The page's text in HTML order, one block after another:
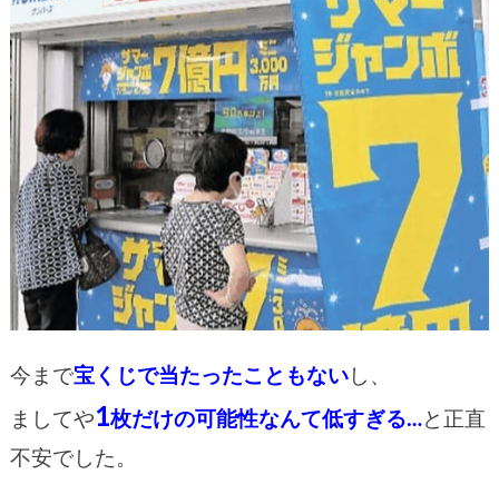
今まで宝くじで当たったこともないし、
ましてや1枚だけの可能性なんて低すぎる…と正直
不安でした。